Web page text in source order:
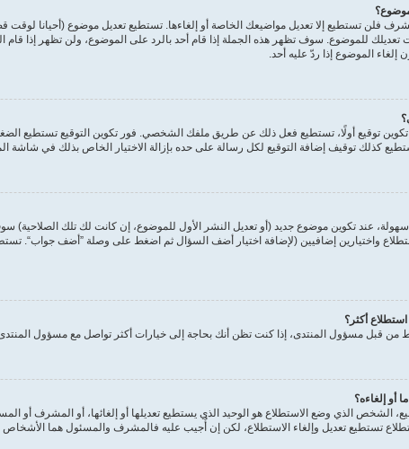
فلن تستطيع إلا تعديل مواضيعك الخاصة أو إلغاءها. تستطيع تعديل موضوع (أحيانا
تعديلك للموضوع. سوف تظهر هذه الجملة إذا قام أحد بالرد على الموضوع، ولن تظهر إذا
الموضوع إذا ردّ عليه أحد.
تكوين توقيع أولًا، تستطيع فعل ذلك عن طريق ملفك الشخصي. فور تكوين التوقيع تستطيع
كذلك توقيف إضافة التوقيع لكل رسالة على حده بإزالة الاختيار الخاص بذلك في شاشة
عند تكوين موضوع جديد (أو تعديل النشر الأول للموضوع، إن كانت لك تلك
واختيارين إضافيين (لإضافة اختيار أضف السؤال ثم اضغط على وصلة ”أضف جواب“.
أكثر؟
من قبل مسؤول المنتدى، إذا كنت تظن أنك بحاجة إلى خيارات أكثر تواصل مع مسؤول
أو إلغاءه؟
الشخص الذي وضع الاستطلاع هو الوحيد الذي يستطيع تعديلها أو إلغائها، أو المشرف
تستطيع تعديل وإلغاء الاستطلاع، لكن إن أُجيب عليه فالمشرف والمسئول هما الأشخاص